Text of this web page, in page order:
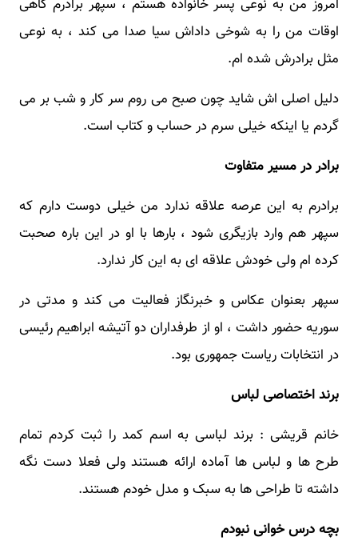
امروز من به نوعی پسر خانواده هستم ، سپهر برادرم گاهی
اوقات من را به شوخی داداش سیا صدا می کند ، به نوعی
مثل برادرش شده ام.
دلیل اصلی اش شاید چون صبح می روم سر کار و شب بر می
گردم یا اینکه خیلی سرم در حساب و کتاب است.
برادر در مسیر متفاوت
برادرم به این عرصه علاقه ندارد من خیلی دوست دارم که
سپهر هم وارد بازیگری شود ، بارها با او در این باره صحبت
کرده ام ولی خودش علاقه ای به این کار ندارد.
سپهر بعنوان عکاس و خبرنگاز فعالیت می کند و مدتی در
سوریه حضور داشت ، او از طرفداران دو آتیشه ابراهیم رئیسی
در انتخابات ریاست جمهوری بود.
برند اختصاصی لباس
خانم قریشی : برند لباسی به اسم کمد را ثبت کردم تمام
طرح ها و لباس ها آماده ارائه هستند ولی فعلا دست نگه
داشته تا طراحی ها به سبک و مدل خودم هستند.
بچه درس خوانی نبودم